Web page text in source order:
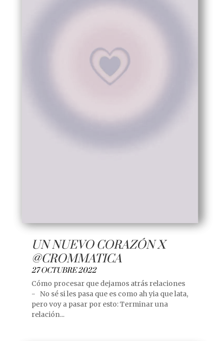
UN NUEVO CORAZÓN X
@CROMMATICA
27 OCTUBRE 2022
Cómo procesar que dejamos atrás relaciones
- No sé si les pasa que es como ah yia que lata,
pero voy a pasar por esto: Terminar una
relación...